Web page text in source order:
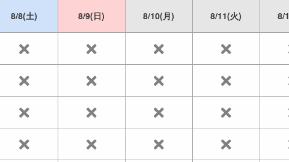
8/8(土) 8/9(日) 8/10(月) 8/11(火) 8/